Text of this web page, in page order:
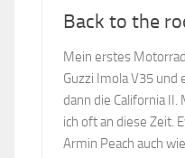
Back to the
Mein erstes
Guzzi Imola V35 und
dann die California
ich oft an diese Zeit.
Armin Peach auch